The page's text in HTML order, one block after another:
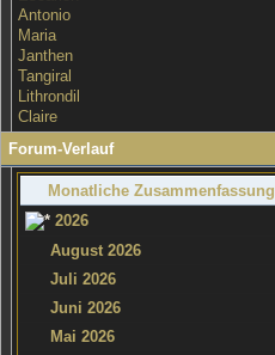
Antonio
Maria
Janthen
Tangiral
Lithrondil
Claire
Forum-Verlauf
Monatliche Zusammenfassung
2026
August 2026
Juli 2026
Juni 2026
Mai 2026